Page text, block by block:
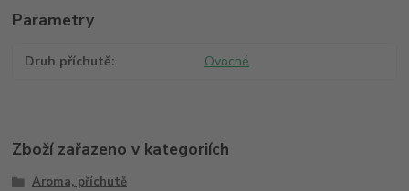
Parametry
Druh příchutě Ovocné
Zboží zařazeno v kategoriích
Aroma, příchutě